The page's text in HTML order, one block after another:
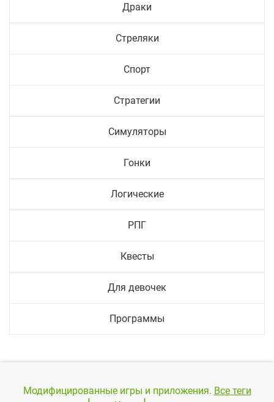
Драки
Стреляки
Спорт
Стратегии
Симуляторы
Гонки
Логические
РПГ
Квесты
Для девочек
Программы
Модифицированные игры и приложения. Все теги